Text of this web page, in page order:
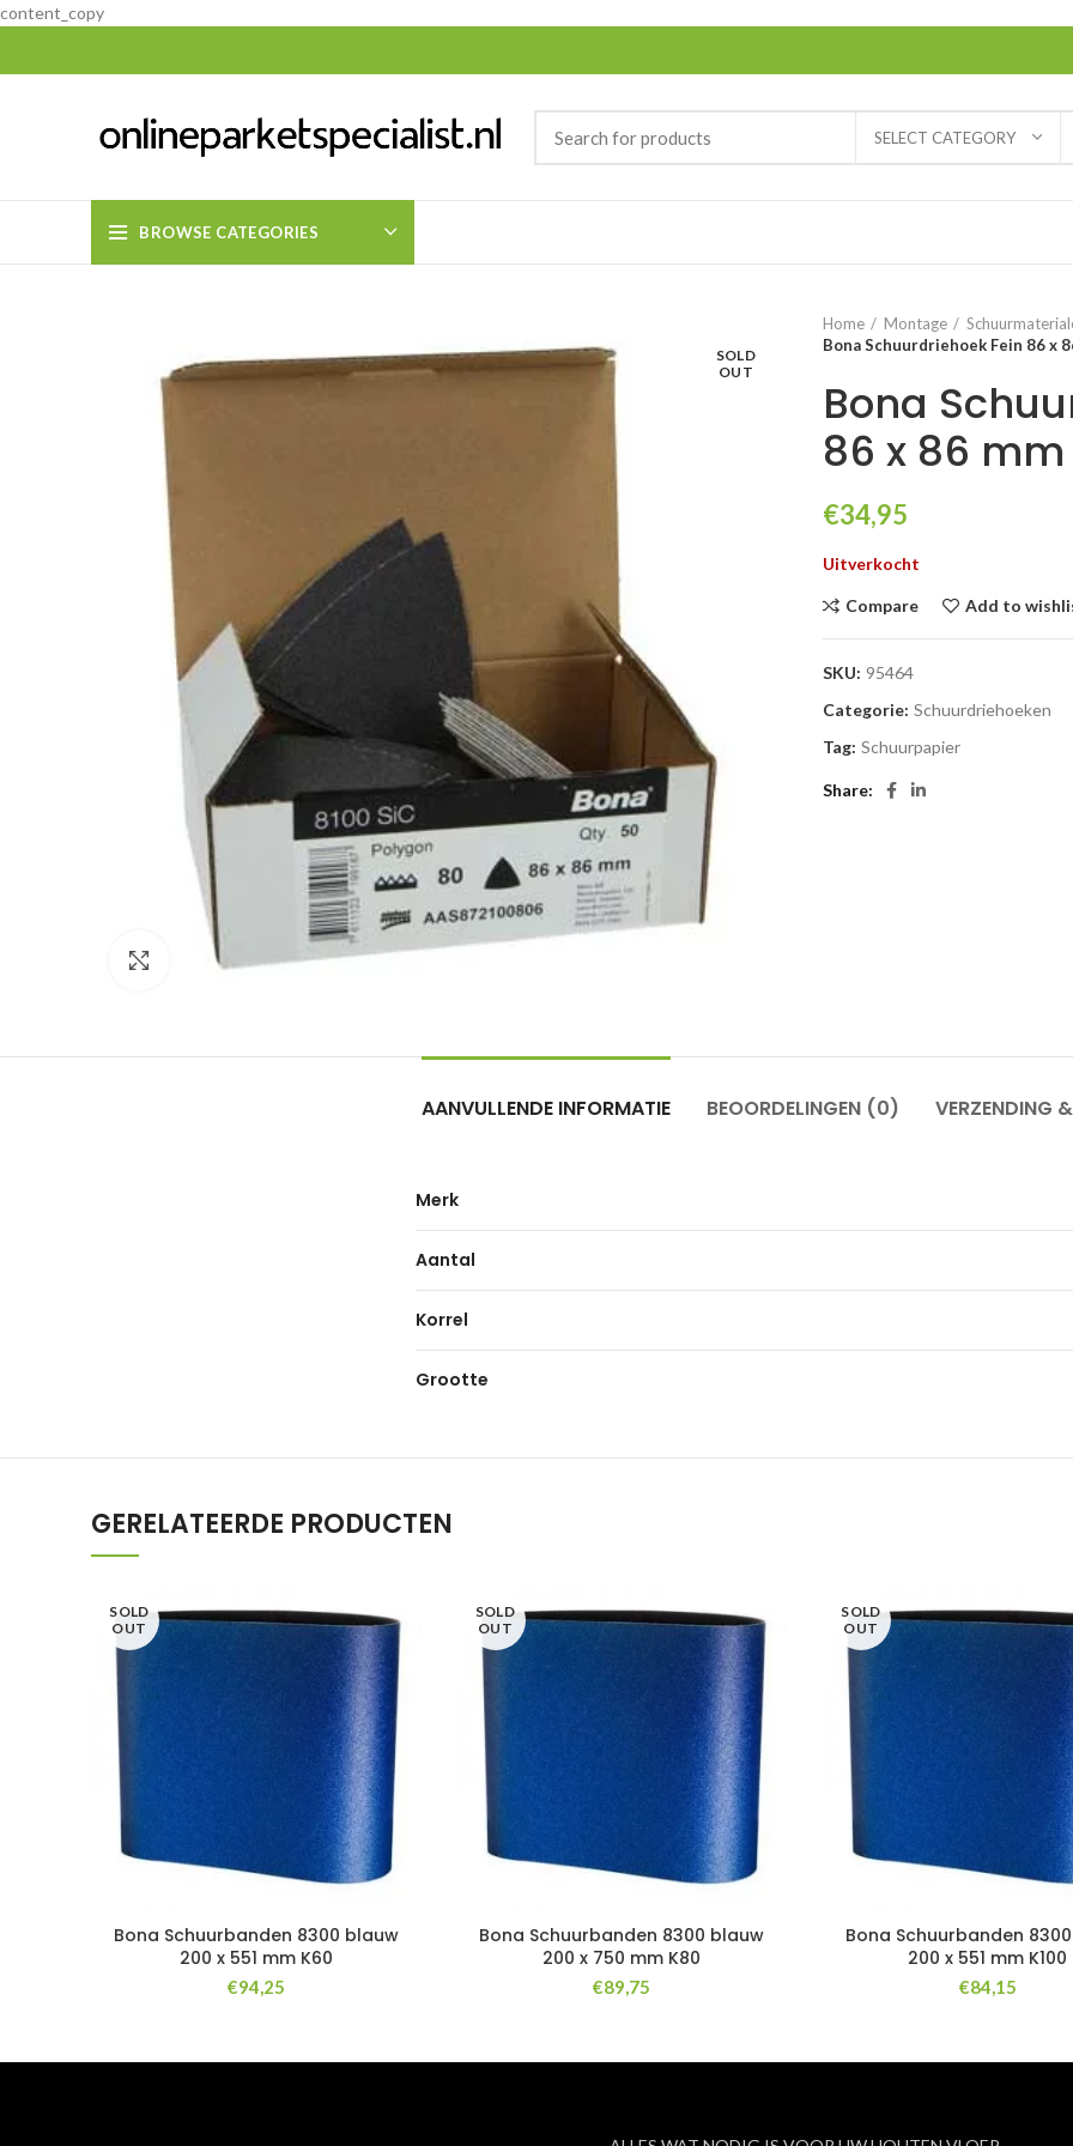
content_copy
SELECT CATEGORY
BROWSE CATEGORIES
SOLD
OUT
Click to enlarge
Home Montage
Bona Schuurdriehoek Fein 86 x
Bona
86 x 86
€34,95
Uitverkocht
Compare Add to
SKU: 95464
Categorie: Schuurdriehoeken
Tag: Schuurpapier
Share
AANVULLENDE INFORMATIE BEOORDELINGEN (0) VERZENDING
Merk
Aantal
Korrel
Grootte
GERELATEERDE PRODUCTEN
SOLD
OUT
Bona Schuurbanden 8300 blauw
200 x 551 mm K60
€94,25
SOLD
OUT
Bona Schuurbanden 8300 blauw
200 x 750 mm K80
€89,75
SOLD
OUT
Bona Schuurbanden
200 x 551 mm K100
€84,15